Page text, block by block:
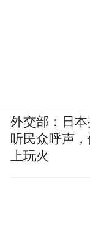
外交部：日
听民众呼声
上玩火